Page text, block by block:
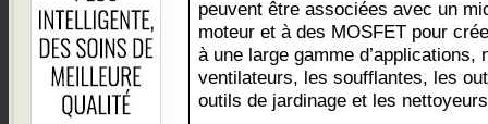
peuvent être associées avec un
moteur et à des MOSFET pour
à une large gamme
ventilateurs, les soufflantes, les
outils de jardinage et les